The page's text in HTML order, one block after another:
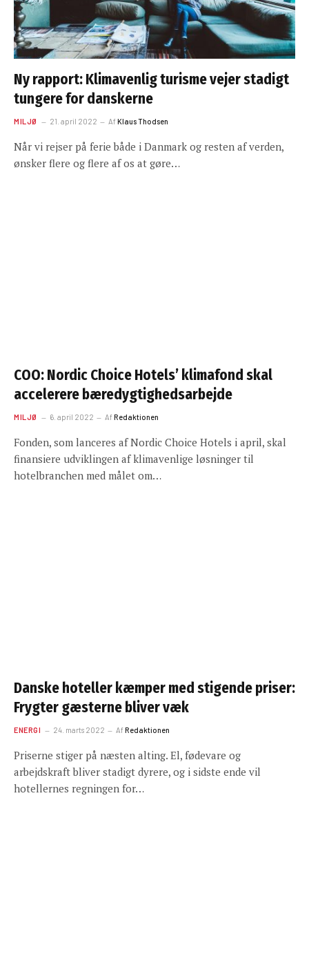
Ny rapport: Klimavenlig turisme vejer stadigt
tungere for danskerne
MILJØ 21. april 2022 AfKlaus Thodsen
Når vi rejser på ferie både i Danmark og resten af verden,
ønsker flere og flere af os at gøre…
COO: Nordic Choice Hotels’ klimafond skal
accelerere bæredygtighedsarbejde
MILJØ 6. april 2022 AfRedaktionen
Fonden, som lanceres af Nordic Choice Hotels i april, skal
finansiere udviklingen af klimavenlige løsninger til
hotelbranchen med målet om…
Danske hoteller kæmper med stigende priser:
Frygter gæsterne bliver væk
ENERGI 24. marts 2022 AfRedaktionen
Priserne stiger på næsten alting. El, fødevare og
arbejdskraft bliver stadigt dyrere, og i sidste ende vil
hotellernes regningen for…